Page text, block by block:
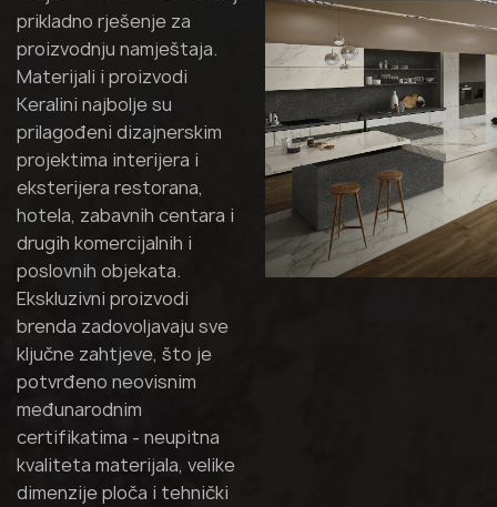
prikladno rješenje za
proizvodnju namještaja.
Materijali i proizvodi
Keralini najbolje su
prilagođeni dizajnerskim
projektima interijera i
eksterijera restorana,
hotela, zabavnih centara i
drugih komercijalnih i
poslovnih objekata.
Ekskluzivni proizvodi
brenda zadovoljavaju sve
ključne zahtjeve, što je
potvrđeno neovisnim
međunarodnim
certifikatima - neupitna
kvaliteta materijala, velike
dimenzije ploča i tehnički